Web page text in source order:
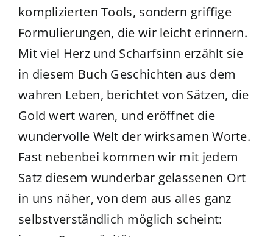
komplizierten Tools, sondern griffige
Formulierungen, die wir leicht erinnern.
Mit viel Herz und Scharfsinn erzählt sie
in diesem Buch Geschichten aus dem
wahren Leben, berichtet von Sätzen, die
Gold wert waren, und eröffnet die
wundervolle Welt der wirksamen Worte.
Fast nebenbei kommen wir mit jedem
Satz diesem wunderbar gelassenen Ort
in uns näher, von dem aus alles ganz
selbstverständlich möglich scheint: